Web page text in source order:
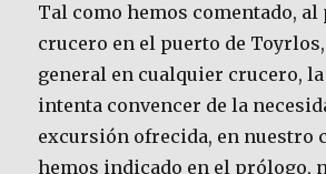
Tal como hemos comentado, al
crucero en el puerto de
general en cualquier crucero,
intenta convencer de la
excursión ofrecida, en nuestro
hemos indicado en el prólogo,